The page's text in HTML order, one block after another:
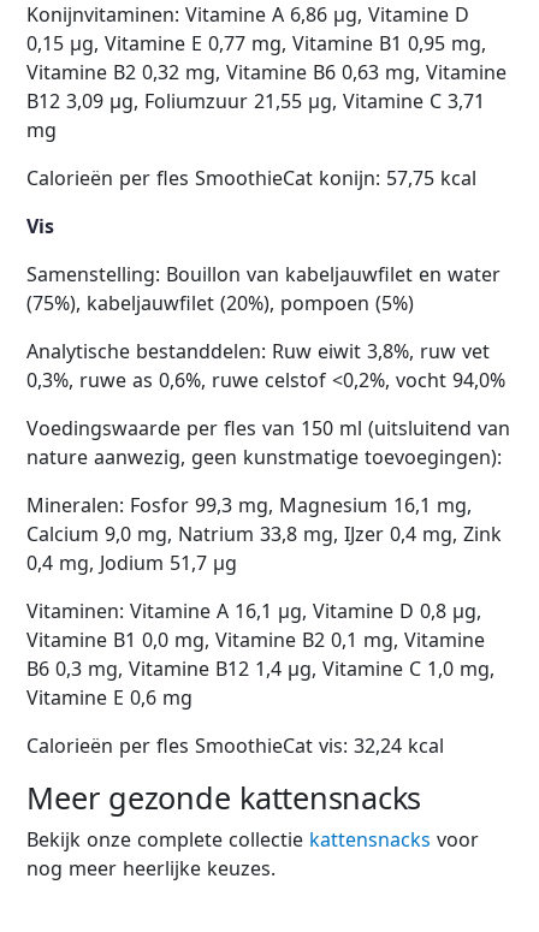
Konijnvitaminen: Vitamine A 6,86 µg, Vitamine D
0,15 µg, Vitamine E 0,77 mg, Vitamine B1 0,95 mg,
Vitamine B2 0,32 mg, Vitamine B6 0,63 mg, Vitamine
B12 3,09 µg, Foliumzuur 21,55 µg, Vitamine C 3,71
mg
Calorieën per fles SmoothieCat konijn: 57,75 kcal
Vis
Samenstelling: Bouillon van kabeljauwfilet en water
(75%), kabeljauwfilet (20%), pompoen (5%)
Analytische bestanddelen: Ruw eiwit 3,8%, ruw vet
0,3%, ruwe as 0,6%, ruwe celstof <0,2%, vocht 94,0%
Voedingswaarde per fles van 150 ml (uitsluitend van
nature aanwezig, geen kunstmatige toevoegingen):
Mineralen: Fosfor 99,3 mg, Magnesium 16,1 mg,
Calcium 9,0 mg, Natrium 33,8 mg, IJzer 0,4 mg, Zink
0,4 mg, Jodium 51,7 µg
Vitaminen: Vitamine A 16,1 µg, Vitamine D 0,8 µg,
Vitamine B1 0,0 mg, Vitamine B2 0,1 mg, Vitamine
B6 0,3 mg, Vitamine B12 1,4 µg, Vitamine C 1,0 mg,
Vitamine E 0,6 mg
Calorieën per fles SmoothieCat vis: 32,24 kcal
Meer gezonde kattensnacks
Bekijk onze complete collectie kattensnacks voor
nog meer heerlijke keuzes.